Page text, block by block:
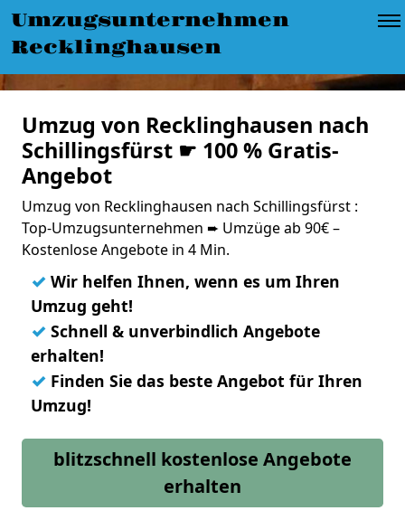
Umzugsunternehmen
Recklinghausen
Umzug von Recklinghausen nach
Schillingsfürst ☛ 100 % Gratis-
Angebot
Umzug von Recklinghausen nach Schillingsfürst :
Top-Umzugsunternehmen ➨ Umzüge ab 90€ –
Kostenlose Angebote in 4 Min.
✓ Wir helfen Ihnen, wenn es um Ihren
Umzug geht!
✓ Schnell & unverbindlich Angebote
erhalten!
✓ Finden Sie das beste Angebot für Ihren
Umzug!
blitzschnell kostenlose Angebote
erhalten